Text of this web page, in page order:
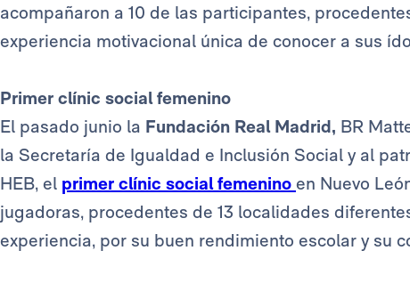
acompañaron a 10 de las participantes,
experiencia motivacional única de conocer a sus
Primer clínic social femenino
El pasado junio la Fundación Real Madrid, BR
la Secretaría de Igualdad e Inclusión Social y al
HEB, el primer clínic social femenino en Nuevo
jugadoras, procedentes de 13 localidades
experiencia, por su buen rendimiento escolar y su